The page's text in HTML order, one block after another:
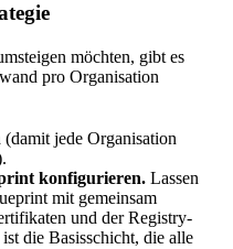
möchten, gibt es
pro Organisation
(damit jede Organisation
konfigurieren. Lassen
mit gemeinsam
und der Registry-
die Basisschicht, die alle